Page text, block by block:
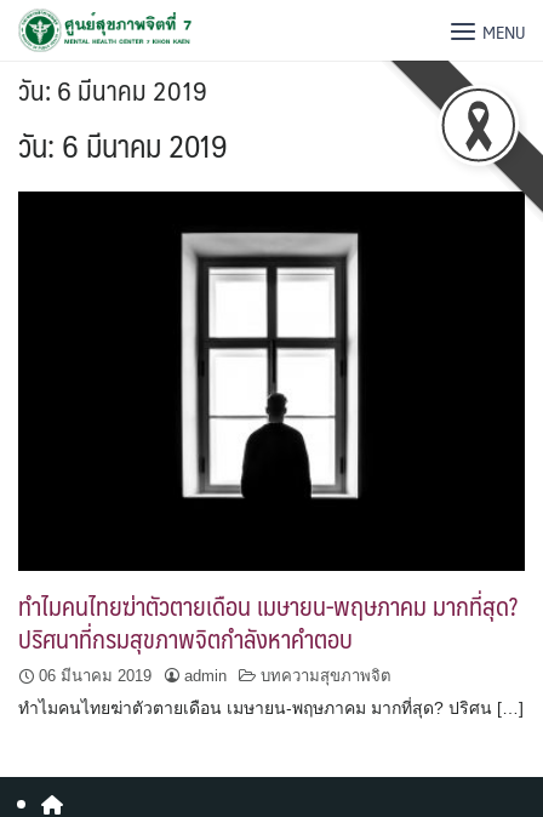
MENU
วัน:6 มีนาคม 2019
วัน:6 มีนาคม 2019
ทำไมคนไทยฆ่าตัวตายเดือน เมษายน-พฤษภาคม มากที่สุด?
ปริศนาที่กรมสุขภาพจิตกำลังหาคำตอบ
06 มีนาคม 2019 admin บทความสุขภาพจิต
ทำไมคนไทยฆ่าตัวตายเดือน เมษายน-พฤษภาคม มากที่สุด? ปริศน […]